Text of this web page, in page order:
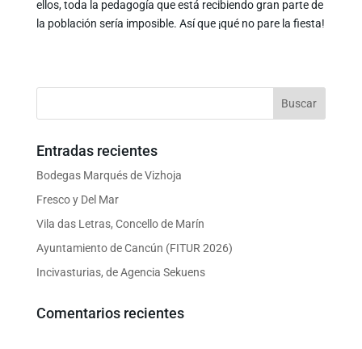
ellos, toda la pedagogía que está recibiendo gran parte de
la población sería imposible. Así que ¡qué no pare la fiesta!
Entradas recientes
Bodegas Marqués de Vizhoja
Fresco y Del Mar
Vila das Letras, Concello de Marín
Ayuntamiento de Cancún (FITUR 2026)
Incivasturias, de Agencia Sekuens
Comentarios recientes